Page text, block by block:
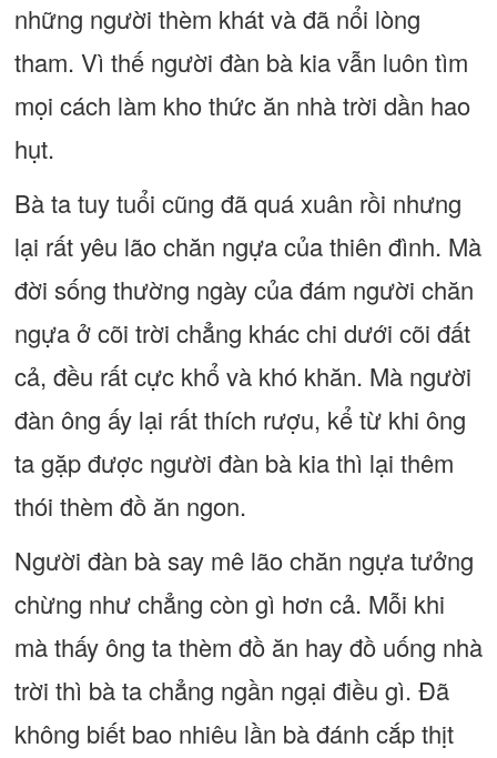
những người thèm khát và đã nổi lòng
tham. Vì thế người đàn bà kia vẫn luôn tìm
mọi cách làm kho thức ăn nhà trời dần hao
hụt.
Bà ta tuy tuổi cũng đã quá xuân rồi nhưng
lại rất yêu lão chăn ngựa của thiên đình. Mà
đời sống thường ngày của đám người chăn
ngựa ở cõi trời chẳng khác chi dưới cõi đất
cả, đều rất cực khổ và khó khăn. Mà người
đàn ông ấy lại rất thích rượu, kể từ khi ông
ta gặp được người đàn bà kia thì lại thêm
thói thèm đồ ăn ngon.
Người đàn bà say mê lão chăn ngựa tưởng
chừng như chẳng còn gì hơn cả. Mỗi khi
mà thấy ông ta thèm đồ ăn hay đồ uống nhà
trời thì bà ta chẳng ngần ngại điều gì. Đã
không biết bao nhiêu lần bà đánh cắp thịt